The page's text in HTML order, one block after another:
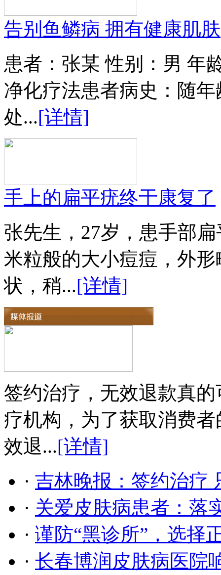
告别鱼鳞病 拥有健康肌肤
患者：张某 性别：男 年
净化疗法患者病史：随
处...[详情]
手上的扁平疣终于康复了
张先生，27岁，患手部
米粒般的大小痘痘，外
状，稍...[详情]
签约治疗，无效退款真
疗机构，为了获取消费
效退...[详情]
· 吉林晚报：签约治疗
· 关爱皮肤病患者：落
· 谨防“黑诊所”，选择
· 长春博润皮肤病医院